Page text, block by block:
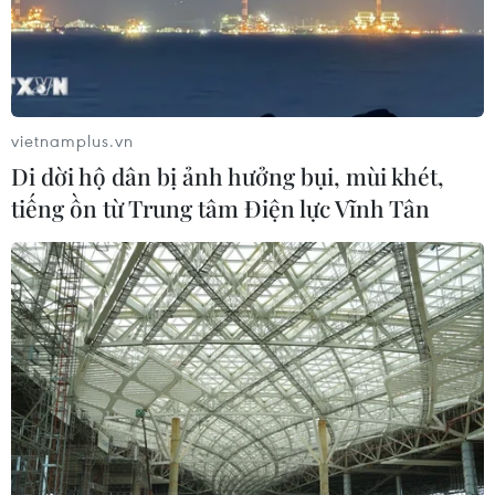
Cuộc tìm kiếm và vá lại
những 'trái tim lỗi '
Xuất hiện áp thấp nhiệt đới
trên khu vực vịnh Bắc Bộ
Hỗ trợ thúc đẩy xã hội học
tập để mọi người dân đều
có cơ hội tiếp thu tri thức
07/08/2026 03:40
Phú Thọ gỡ vướng mắc
mặt bằng, đẩy nhanh đầu
tư các cụm công nghiệp
07/08/2026 03:32
vietnamplus.vn
Di dời hộ dân bị ảnh hưởng bụi, mùi khét,
tiếng ồn từ Trung tâm Điện lực Vĩnh Tân